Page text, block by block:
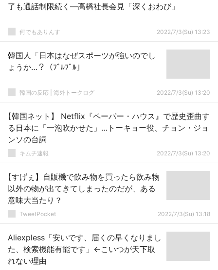
了も通話制限続く―高橋社長会見「深くおわび」
何でもありんす 2022/7/3(Su) 13:23
韓国人「日本はなぜスポーツが強いのでし
ょうか…？（ﾌﾞﾙﾌﾞﾙ」
韓国の反応 | 海外トークログ 2022/7/3(Su) 13:20
【韓国ネット】 Netflix『ペーパー・ハウス』で歴史歪曲す
る日本に「一泡吹かせた」…トーキョー役、チョン・ジョ
ンソの台詞
キムチ速報 2022/7/3(Su) 13:20
【すげぇ】自販機で飲み物を買ったら飲み物
以外の物が出てきてしまったのだが、ある
意味大当たり？
TweetPocket 2022/7/3(Su) 13:18
Aliexpless「安いです、届くの早くなりまし
た、検索機能有能です」←こいつが天下取
れない理由